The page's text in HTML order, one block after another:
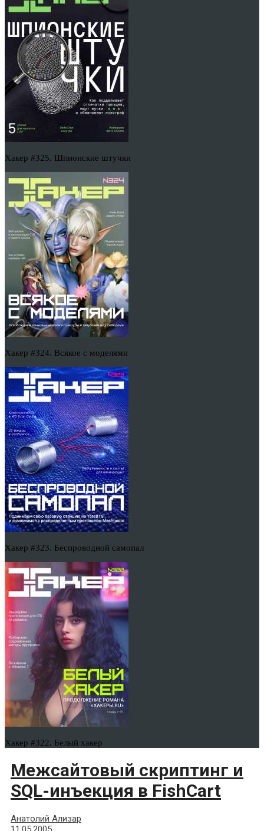
Хакер #325. Шпионские штучки
Хакер #324. Всякое с моделями
Хакер #323. Беспроводной самопал
Хакер #322. Белый хакер
Межсайтовый скриптинг и
SQL-инъекция в FishCart
Анатолий Ализар